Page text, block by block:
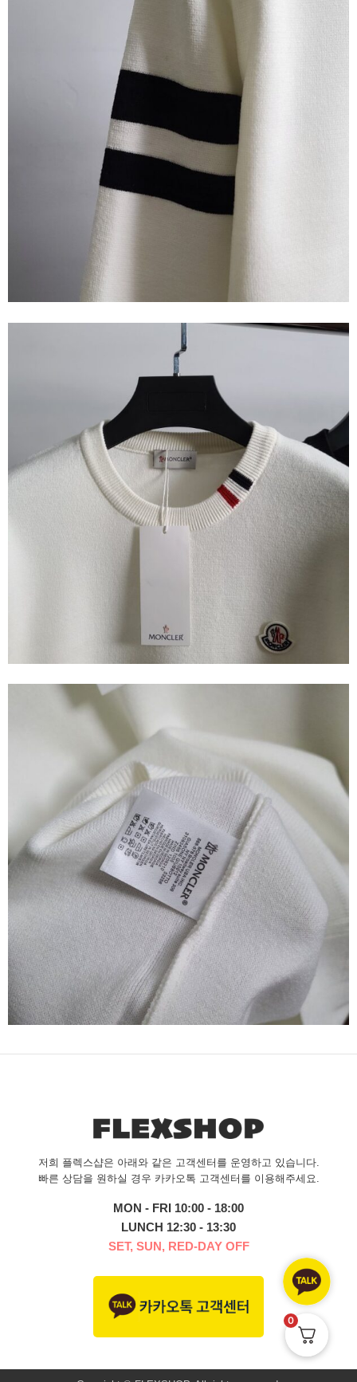
저희 플렉스샵은 아래와 같은 고객센터를 운영하고 있습니다.
빠른 상담을 원하실 경우 카카오톡 고객센터를 이용해주세요.
MON - FRI 10:00 - 18:00
LUNCH 12:30 - 13:30
SET, SUN, RED-DAY OFF
0